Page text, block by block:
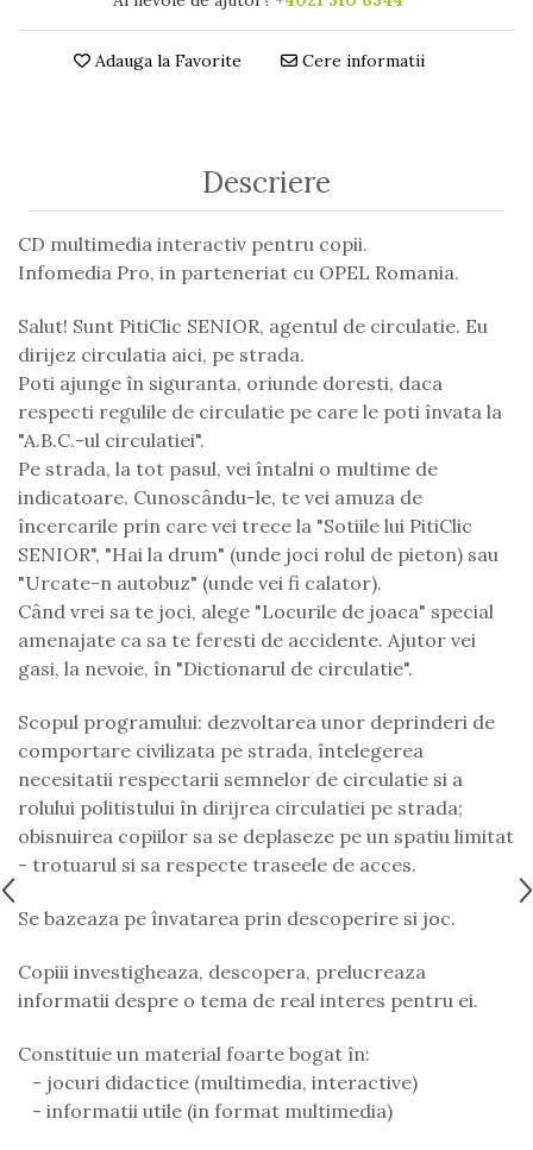
Adauga la Favorite Cere informatii
Descriere
CD multimedia interactiv pentru copii.
Infomedia Pro, in parteneriat cu OPEL Romania.
Salut! Sunt PitiClic SENIOR, agentul de circulatie. Eu
dirijez circulatia aici, pe strada.
Poti ajunge în siguranta, oriunde doresti, daca
respecti regulile de circulatie pe care le poti învata la
"A.B.C.-ul circulatiei".
Pe strada, la tot pasul, vei întalni o multime de
indicatoare. Cunoscându-le, te vei amuza de
încercarile prin care vei trece la "Sotiile lui PitiClic
SENIOR", "Hai la drum" (unde joci rolul de pieton) sau
"Urcate-n autobuz" (unde vei fi calator).
Când vrei sa te joci, alege "Locurile de joaca" special
amenajate ca sa te feresti de accidente. Ajutor vei
gasi, la nevoie, în "Dictionarul de circulatie".
Scopul programului: dezvoltarea unor deprinderi de
comportare civilizata pe strada, întelegerea
necesitatii respectarii semnelor de circulatie si a
rolului politistului în dirijrea circulatiei pe strada;
obisnuirea copiilor sa se deplaseze pe un spatiu limitat
- trotuarul si sa respecte traseele de acces.
Se bazeaza pe învatarea prin descoperire si joc.
Copiii investigheaza, descopera, prelucreaza
informatii despre o tema de real interes pentru ei.
Constituie un material foarte bogat în:
- jocuri didactice (multimedia, interactive)
- informatii utile (in format multimedia)